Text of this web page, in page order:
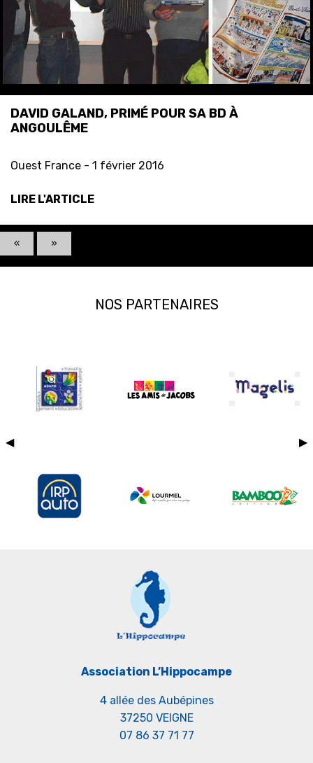
DAVID GALAND, PRIMÉ POUR SA BD À
ANGOULÊME
Ouest France - 1 février 2016
LIRE L'ARTICLE
« »
NOS PARTENAIRES
Previous
◀︎ ▶︎
Association L’Hippocampe
4 allée des Aubépines
37250 VEIGNE
07 86 37 71 77